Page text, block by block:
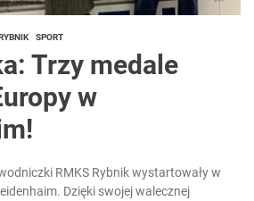
SPORT
Trzy medale
w
RMKS Rybnik wystartowały w
Dzięki swojej walecznej